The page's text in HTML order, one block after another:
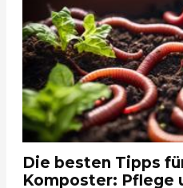
Die besten Tipps
Komposter: Pflege